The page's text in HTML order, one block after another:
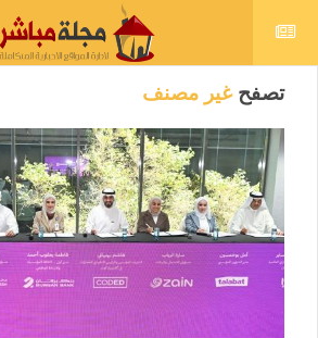
تصفحغير مصنف